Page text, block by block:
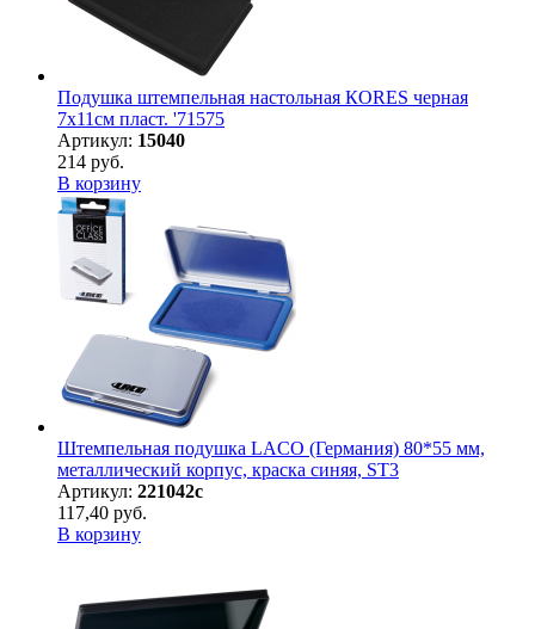
Подушка штемпельная настольная КORES черная
7х11см пласт. '71575
Артикул: 15040
214 руб.
В корзину
Штемпельная подушка LACO (Германия) 80*55 мм,
металлический корпус, краска синяя, ST3
Артикул: 221042с
117,40 руб.
В корзину